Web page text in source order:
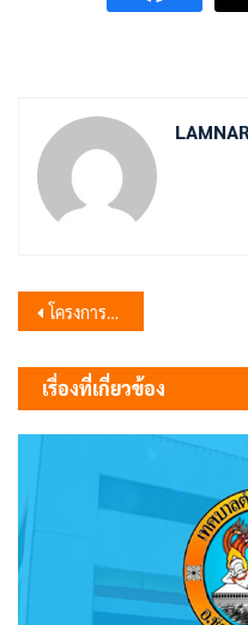
แนะแนว
เรื่อง
โครงการอบรมป้องกันและแก้ไขปัญหายาเสพติด
เรื่องที่เกี่ยวข้อง